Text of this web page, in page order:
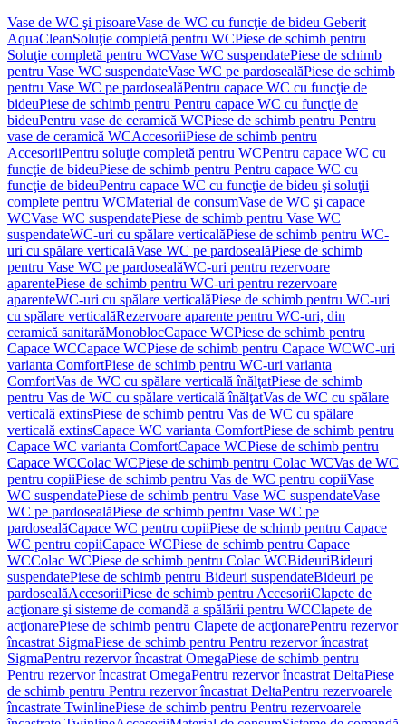
Vase de WC şi pisoareVase de WC cu funcţie de bideu Geberit
AquaCleanSoluţie completă pentru WCPiese de schimb pentru
Soluţie completă pentru WCVase WC suspendatePiese de schimb
pentru Vase WC suspendateVase WC pe pardosealăPiese de schimb
pentru Vase WC pe pardosealăPentru capace WC cu funcţie de
bideuPiese de schimb pentru Pentru capace WC cu funcţie de
bideuPentru vase de ceramică WCPiese de schimb pentru Pentru
vase de ceramică WCAccesoriiPiese de schimb pentru
AccesoriiPentru soluţie completă pentru WCPentru capace WC cu
funcţie de bideuPiese de schimb pentru Pentru capace WC cu
funcţie de bideuPentru capace WC cu funcţie de bideu şi soluţii
complete pentru WCMaterial de consumVase de WC şi capace
WCVase WC suspendatePiese de schimb pentru Vase WC
suspendateWC-uri cu spălare verticalăPiese de schimb pentru WC-
uri cu spălare verticalăVase WC pe pardosealăPiese de schimb
pentru Vase WC pe pardosealăWC-uri pentru rezervoare
aparentePiese de schimb pentru WC-uri pentru rezervoare
aparenteWC-uri cu spălare verticalăPiese de schimb pentru WC-uri
cu spălare verticalăRezervoare aparente pentru WC-uri, din
ceramică sanitarăMonoblocCapace WCPiese de schimb pentru
Capace WCCapace WCPiese de schimb pentru Capace WCWC-uri
varianta ComfortPiese de schimb pentru WC-uri varianta
ComfortVas de WC cu spălare verticală înălţatPiese de schimb
pentru Vas de WC cu spălare verticală înălţatVas de WC cu spălare
verticală extinsPiese de schimb pentru Vas de WC cu spălare
verticală extinsCapace WC varianta ComfortPiese de schimb pentru
Capace WC varianta ComfortCapace WCPiese de schimb pentru
Capace WCColac WCPiese de schimb pentru Colac WCVas de WC
pentru copiiPiese de schimb pentru Vas de WC pentru copiiVase
WC suspendatePiese de schimb pentru Vase WC suspendateVase
WC pe pardosealăPiese de schimb pentru Vase WC pe
pardosealăCapace WC pentru copiiPiese de schimb pentru Capace
WC pentru copiiCapace WCPiese de schimb pentru Capace
WCColac WCPiese de schimb pentru Colac WCBideuriBideuri
suspendatePiese de schimb pentru Bideuri suspendateBideuri pe
pardosealăAccesoriiPiese de schimb pentru AccesoriiClapete de
acţionare şi sisteme de comandă a spălării pentru WCClapete de
acţionarePiese de schimb pentru Clapete de acţionarePentru rezervor
încastrat SigmaPiese de schimb pentru Pentru rezervor încastrat
SigmaPentru rezervor încastrat OmegaPiese de schimb pentru
Pentru rezervor încastrat OmegaPentru rezervor încastrat DeltaPiese
de schimb pentru Pentru rezervor încastrat DeltaPentru rezervoarele
încastrate TwinlinePiese de schimb pentru Pentru rezervoarele